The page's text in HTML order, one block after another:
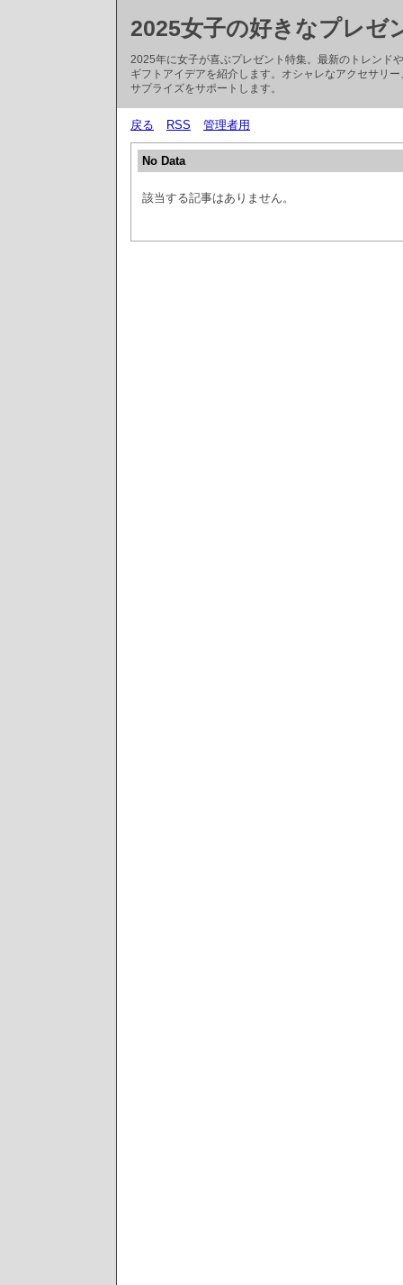
2025女子の好きなプレゼ
2025年に女子が喜ぶプレゼント特集。最新のトレンド
ギフトアイデアを紹介します。オシャレなアクセサリ
サプライズをサポートします。
戻る RSS 管理者用
No Data
該当する記事はありません。